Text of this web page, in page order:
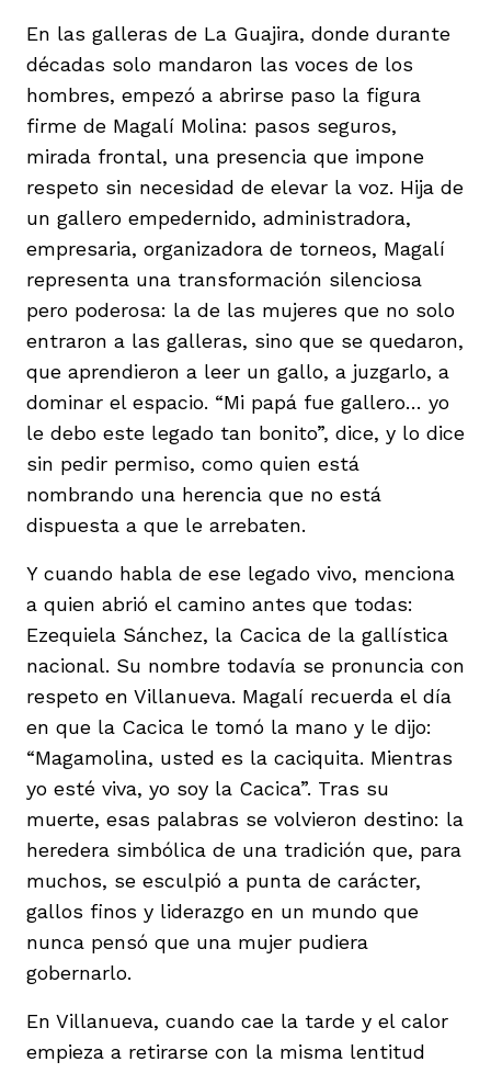
En las galleras de La Guajira, donde durante
décadas solo mandaron las voces de los
hombres, empezó a abrirse paso la figura
firme de Magalí Molina: pasos seguros,
mirada frontal, una presencia que impone
respeto sin necesidad de elevar la voz. Hija de
un gallero empedernido, administradora,
empresaria, organizadora de torneos, Magalí
representa una transformación silenciosa
pero poderosa: la de las mujeres que no solo
entraron a las galleras, sino que se quedaron,
que aprendieron a leer un gallo, a juzgarlo, a
dominar el espacio. “Mi papá fue gallero… yo
le debo este legado tan bonito”, dice, y lo dice
sin pedir permiso, como quien está
nombrando una herencia que no está
dispuesta a que le arrebaten.
Y cuando habla de ese legado vivo, menciona
a quien abrió el camino antes que todas:
Ezequiela Sánchez, la Cacica de la gallística
nacional. Su nombre todavía se pronuncia con
respeto en Villanueva. Magalí recuerda el día
en que la Cacica le tomó la mano y le dijo:
“Magamolina, usted es la caciquita. Mientras
yo esté viva, yo soy la Cacica”. Tras su
muerte, esas palabras se volvieron destino: la
heredera simbólica de una tradición que, para
muchos, se esculpió a punta de carácter,
gallos finos y liderazgo en un mundo que
nunca pensó que una mujer pudiera
gobernarlo.
En Villanueva, cuando cae la tarde y el calor
empieza a retirarse con la misma lentitud